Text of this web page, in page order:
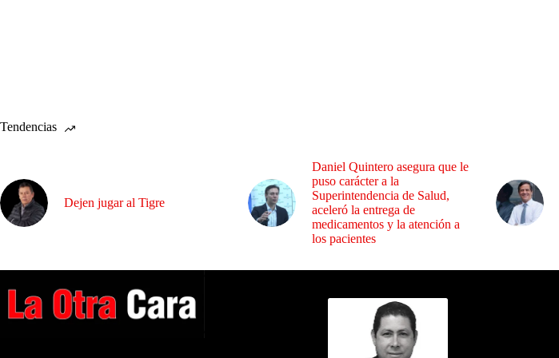
Tendencias
Dejen jugar al Tigre
Daniel Quintero asegura que le
puso carácter a la
Superintendencia de Salud,
aceleró la entrega de
medicamentos y la atención a
los pacientes